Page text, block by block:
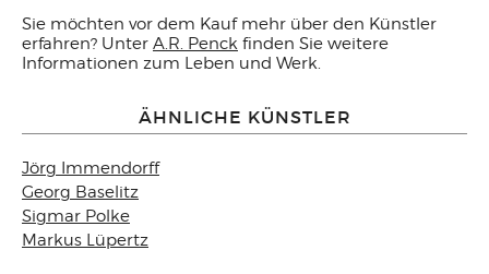
Sie möchten vor dem Kauf mehr über den Künstler
erfahren? Unter A.R. Penck finden Sie weitere
Informationen zum Leben und Werk.
ÄHNLICHE KÜNSTLER
Jörg Immendorff
Georg Baselitz
Sigmar Polke
Markus Lüpertz